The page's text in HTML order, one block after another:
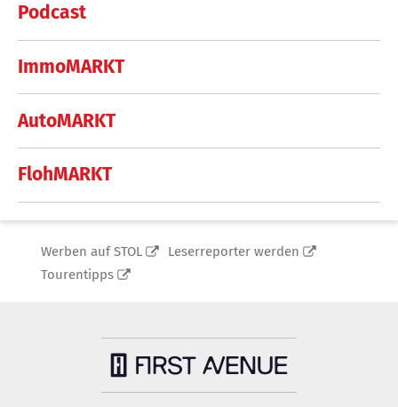
Podcast
ImmoMARKT
AutoMARKT
FlohMARKT
Werben auf STOL
Leserreporter werden
Tourentipps